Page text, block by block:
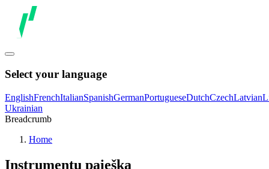
Select your language
EnglishFrenchItalianSpanishGermanPortugueseDutchCzechLatvian
Ukrainian
Breadcrumb
Home
Instrumentų paieška